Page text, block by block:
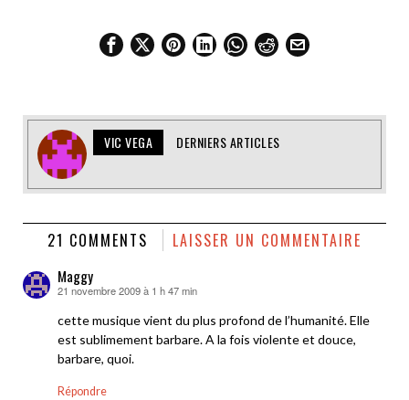
VIC VEGA DERNIERS ARTICLES
21 COMMENTS LAISSER UN COMMENTAIRE
Maggy
dit :
21 novembre 2009 à 1 h 47 min
cette musique vient du plus profond de l’humanité. Elle
est sublimement barbare. A la fois violente et douce,
barbare, quoi.
Répondre